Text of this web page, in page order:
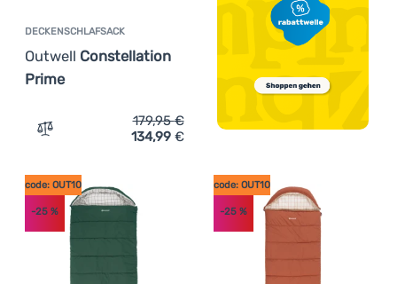
DECKENSCHLAFSACK
Outwell Constellation
Prime
Zum Vergleich 'Deckenschlafsack Outwell Constellation
179,95€
134,99 €
code: OUT10
-25 %
code: OUT10
-25%